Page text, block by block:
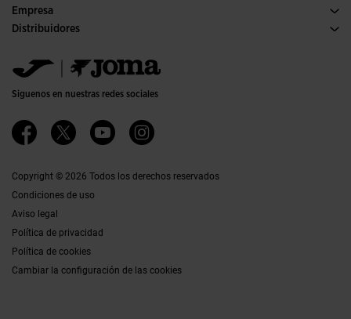
Condiciones de compra
Transporte y entrega
Preguntas frecuentes
Empresa
Historia
Política de calidad y medio ambiente
Trabaja con nosotros
Proyectos subvencionados
Canal ético
Distribuidores
Jomanet
Área marketing
Contacto
Siguenos en nuestras redes sociales
Copyright © 2026 Todos los derechos reservados
Condiciones de uso
Aviso legal
Política de privacidad
Política de cookies
Cambiar la configuración de las cookies